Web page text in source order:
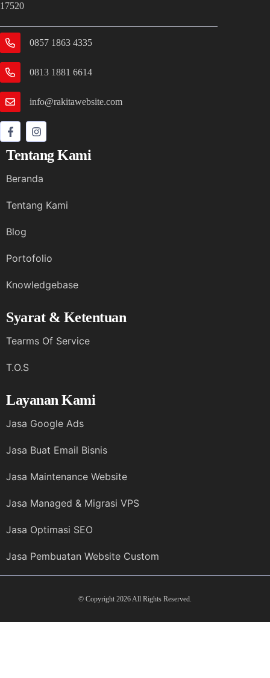
17520
0857 1863 4335
0813 1881 6614
info@rakitawebsite.com
Tentang Kami
Beranda
Tentang Kami
Blog
Portofolio
Knowledgebase
Syarat & Ketentuan
Tearms Of Service
T.O.S
Layanan Kami
Jasa Google Ads
Jasa Buat Email Bisnis
Jasa Maintenance Website
Jasa Managed & Migrasi VPS
Jasa Optimasi SEO
Jasa Pembuatan Website Custom
© Copyright 2026 All Rights Reserved.